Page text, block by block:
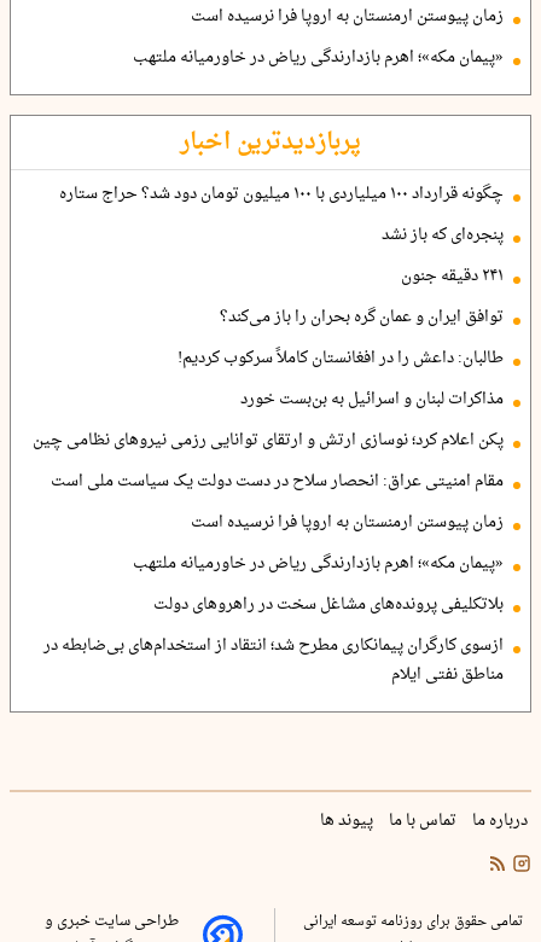
زمان پیوستن ارمنستان به اروپا فرا نرسیده است
«پیمان مکه»؛ اهرم بازدارندگی ریاض در خاورمیانه ملتهب
پربازدیدترین اخبار
چگونه قرارداد ۱۰۰ میلیاردی با ۱۰۰ میلیون تومان دود شد؟ حراج ستاره
پنجره‌ای که باز نشد
۲۴۱ دقیقه جنون
توافق ایران و عمان گره بحران را باز می‌کند؟
طالبان: داعش را در افغانستان کاملاً سرکوب کردیم!
مذاکرات لبنان و اسرائیل به بن‌بست خورد
پکن اعلام کرد؛ نوسازی ارتش و ارتقای توانایی رزمی نیروهای نظامی چین
مقام امنیتی عراق: انحصار سلاح در دست دولت یک سیاست ملی است
زمان پیوستن ارمنستان به اروپا فرا نرسیده است
«پیمان مکه»؛ اهرم بازدارندگی ریاض در خاورمیانه ملتهب
بلاتکلیفی پرونده‌های مشاغل سخت در راهروهای دولت
ازسوی کارگران پیمانکاری مطرح شد؛ انتقاد از استخدام‌های بی‌ضابطه در
مناطق نفتی ایلام
درباره ما تماس با ما پیوند ها
تمامی حقوق برای روزنامه توسعه ایرانی
طراحی سایت خبری و